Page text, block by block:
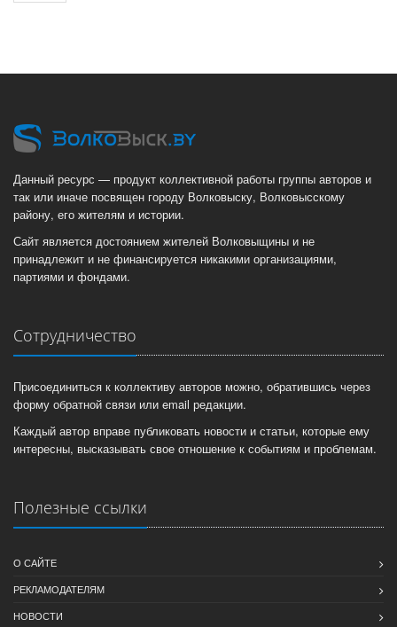
Данный ресурс — продукт коллективной работы группы авторов и
так или иначе посвящен городу Волковыску, Волковысскому
району, его жителям и истории.
Сайт является достоянием жителей Волковыщины и не
принадлежит и не финансируется никакими организациями,
партиями и фондами.
Сотрудничество
Присоединиться к коллективу авторов можно, обратившись через
форму обратной связи или email редакции.
Каждый автор вправе публиковать новости и статьи, которые ему
интересны, высказывать свое отношение к событиям и проблемам.
Полезные ссылки
О САЙТЕ
РЕКЛАМОДАТЕЛЯМ
НОВОСТИ